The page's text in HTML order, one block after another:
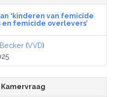
‘kinderen van femicide
femicide overlevers’
(VVD)
Kamervraag